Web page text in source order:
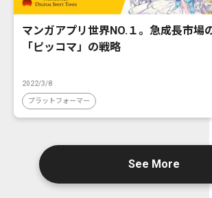
マンガアプリ世界NO.１。急成長市場
「ピッコマ」の戦略
2022/3/8
プラットフォーマー
See More